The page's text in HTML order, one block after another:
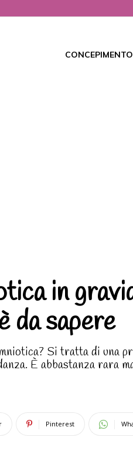
CONCEPIMENTO
in
da sapere
Si tratta di una
È abbastanza rara
Pinterest